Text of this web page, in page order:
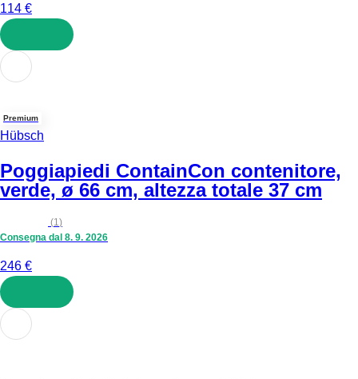
114 €
AGGIUNGI
Premium
Hübsch
Poggiapiedi ContainCon contenitore,
verde, ø 66 cm, altezza totale 37 cm
(1)
Consegna dal 8. 9. 2026
246 €
AGGIUNGI